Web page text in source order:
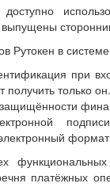
Рутокен в
при
получить только он.
платёжных